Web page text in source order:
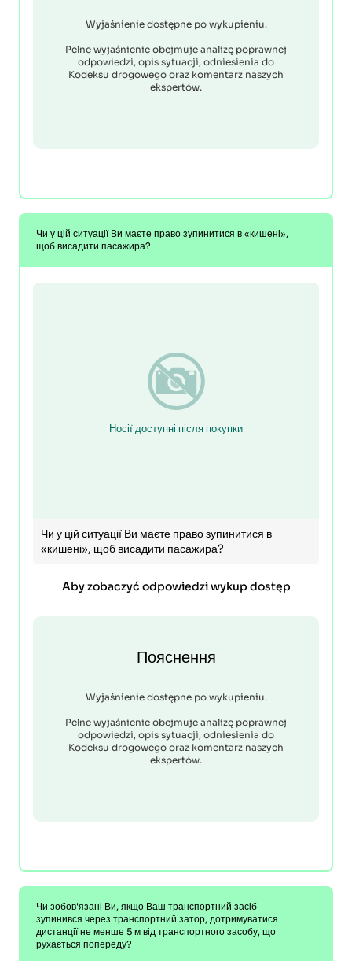
Wyjaśnienie dostępne po wykupieniu.
Pełne wyjaśnienie obejmuje analizę poprawnej
odpowiedzi, opis sytuacji, odniesienia do
Kodeksu drogowego oraz komentarz naszych
ekspertów.
Чи у цій ситуації Ви маєте право зупинитися в «кишені»,
щоб висадити пасажира?
Носії доступні після покупки
Чи у цій ситуації Ви маєте право зупинитися в
«кишені», щоб висадити пасажира?
Aby zobaczyć odpowiedzi wykup dostęp
Пояснення
Wyjaśnienie dostępne po wykupieniu.
Pełne wyjaśnienie obejmuje analizę poprawnej
odpowiedzi, opis sytuacji, odniesienia do
Kodeksu drogowego oraz komentarz naszych
ekspertów.
Чи зобов'язані Ви, якщо Ваш транспортний засіб
зупинився через транспортний затор, дотримуватися
дистанції не менше 5 м від транспортного засобу, що
рухається попереду?